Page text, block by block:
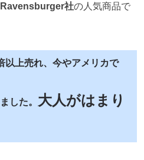
Ravensburger社の人気商品で
以上売れ、今やアメリカで
した。 大人がはまり